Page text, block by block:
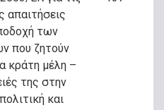
απαιτήσεις
των
που ζητούν
κράτη μέλη –
της στην
και